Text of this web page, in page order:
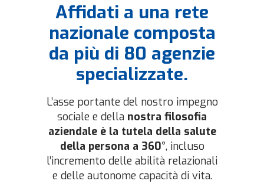
Affidati a una rete
nazionale composta
da più di 80 agenzie
specializzate.
L’asse portante del nostro impegno
sociale e della nostra filosofia
aziendale è la tutela della salute
della persona a 360°, incluso
l’incremento delle abilità relazionali
e delle autonome capacità di vita.